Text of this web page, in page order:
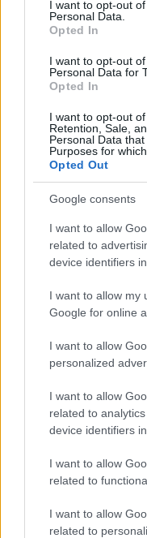
I want to opt-out
Personal Data.
Opted In
I want to opt-out
Personal Data for
Opted In
I want to opt-out
Retention, Sale,
Personal Data
Purposes for
Opted Out
Google consents
I want to allow
related to
device identifiers
I want to allow my
Google for online
I want to allow
personalized
I want to allow
related to
device identifiers
I want to allow
related to
I want to allow
related to
18 órája
F1-es nyári szünetben
1 napja
Russellen